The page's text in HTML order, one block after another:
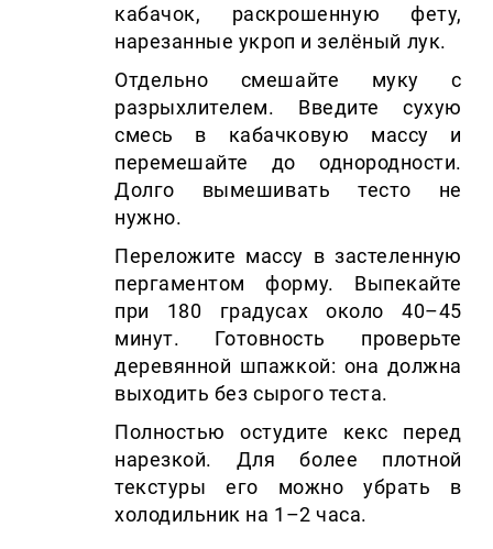
кабачок, раскрошенную фету,
нарезанные укроп и зелёный лук.
Отдельно смешайте муку с
разрыхлителем. Введите сухую
смесь в кабачковую массу и
перемешайте до однородности.
Долго вымешивать тесто не
нужно.
Переложите массу в застеленную
пергаментом форму. Выпекайте
при 180 градусах около 40–45
минут. Готовность проверьте
деревянной шпажкой: она должна
выходить без сырого теста.
Полностью остудите кекс перед
нарезкой. Для более плотной
текстуры его можно убрать в
холодильник на 1–2 часа.